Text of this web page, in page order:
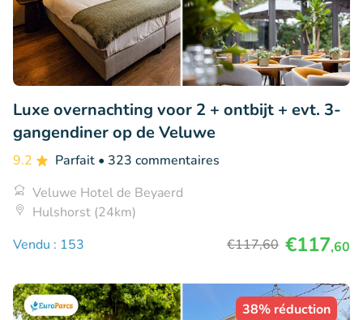
Luxe overnachting voor 2 + ontbijt + evt. 3-
gangendiner op de Veluwe
9.2 Parfait • 323 commentaires
Veluwe Hotel de Beyaerd
Hulshorst (24km)
Vendu : 153
€117,60 €117,60
38% réduction